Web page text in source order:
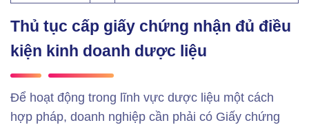
Thủ tục cấp giấy chứng nhận đủ điều
kiện kinh doanh dược liệu
Để hoạt động trong lĩnh vực dược liệu một cách
hợp pháp, doanh nghiệp cần phải có Giấy chứng